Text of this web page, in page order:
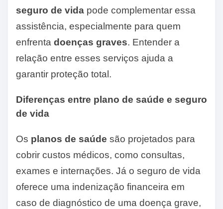
seguro de vida pode complementar essa
assistência, especialmente para quem
enfrenta doenças graves. Entender a
relação entre esses serviços ajuda a
garantir proteção total.
Diferenças entre plano de saúde e seguro
de vida
Os planos de saúde são projetados para
cobrir custos médicos, como consultas,
exames e internações. Já o seguro de vida
oferece uma indenização financeira em
caso de diagnóstico de uma doença grave,